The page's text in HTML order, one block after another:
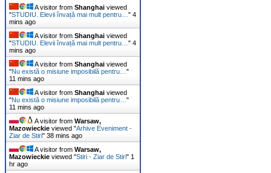
A visitor from Shanghai viewed
"STUDIU. Elevii învață mai mult pentru… " 4
mins ago
A visitor from Shanghai viewed
"STUDIU. Elevii învață mai mult pentru… " 4
mins ago
A visitor from Shanghai viewed
"Nu există o misiune imposibilă pentru… "
11 mins ago
A visitor from Shanghai viewed
"Nu există o misiune imposibilă pentru… "
11 mins ago
A visitor from Warsaw,
Mazowieckie viewed "Arhive Eveniment -
Ziar de Stiri" 38 mins ago
A visitor from Warsaw,
Mazowieckie viewed "Stiri - Ziar de Stiri" 1
hr ago